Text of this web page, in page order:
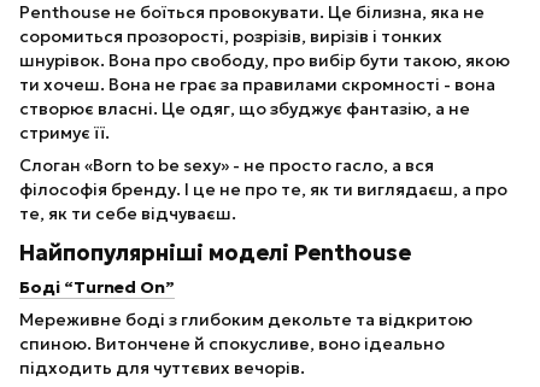
Penthouse не боїться провокувати. Це білизна, яка не
соромиться прозорості, розрізів, вирізів і тонких
шнурівок. Вона про свободу, про вибір бути такою, якою
ти хочеш. Вона не грає за правилами скромності - вона
створює власні. Це одяг, що збуджує фантазію, а не
стримує її.
Слоган «Born to be sexy» - не просто гасло, а вся
філософія бренду. І це не про те, як ти виглядаєш, а про
те, як ти себе відчуваєш.
Найпопулярніші моделі Penthouse
Боді “Turned On”
Мереживне боді з глибоким декольте та відкритою
спиною. Витончене й спокусливе, воно ідеально
підходить для чуттєвих вечорів.